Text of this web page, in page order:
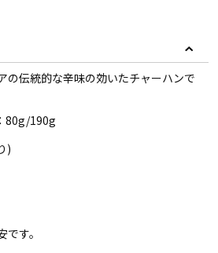
の伝統的な辛味の効いたチャーハンで
80g/190g
)
す。